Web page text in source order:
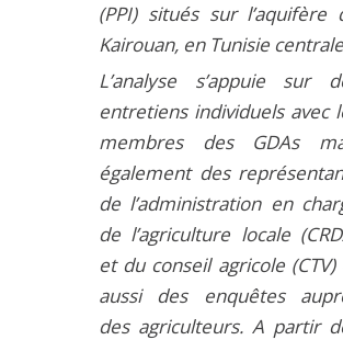
(PPI) situés sur l’aquifère
Kairouan, en Tunisie
L’analyse s’appuie sur
entretiens individuels avec
membres des GDAs
également des
de l’administration en
de l’agriculture locale
et du conseil agricole (CTV)
aussi des enquêtes
des agriculteurs. A partir